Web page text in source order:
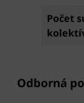
Počet
Odborná